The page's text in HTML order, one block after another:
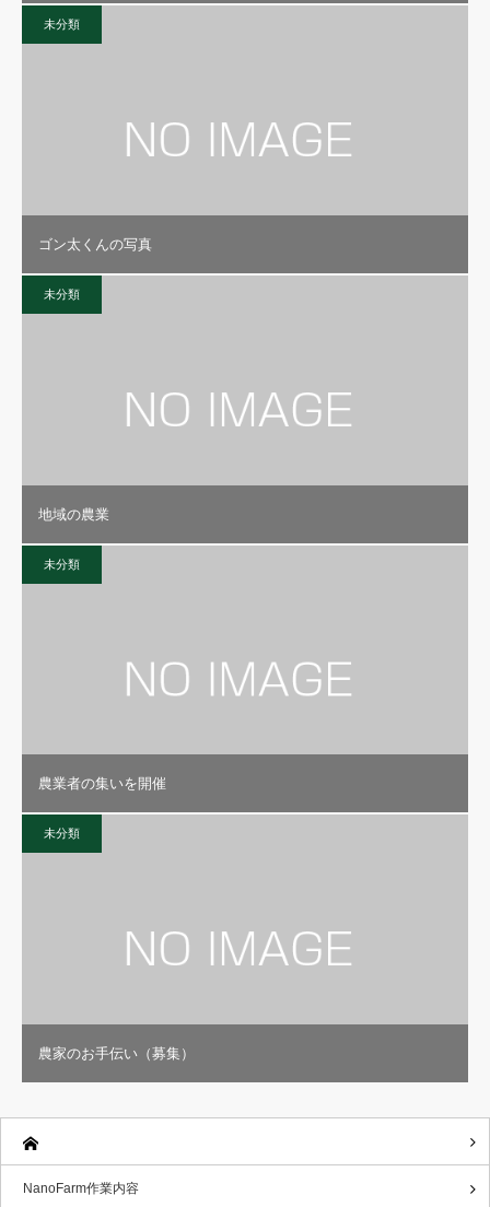
未分類
ゴン太くんの写真
未分類
地域の農業
未分類
農業者の集いを開催
未分類
農家のお手伝い（募集）
NanoFarm作業内容